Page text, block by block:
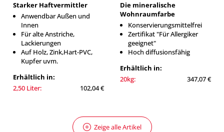
Starker Haftvermittler
Anwendbar Außen und
Innen
Für alte Anstriche,
Lackierungen
Auf Holz, Zink,Hart-PVC,
Kupfer uvm.
Erhältlich in:
2,50 Liter:
102,04 €
Die mineralische
Wohnraumfarbe
Konservierungsmittelfrei
Zertifikat "Für Allergiker
geeignet"
Hoch diffusionsfähig
Erhältlich in:
20kg:
347,07 €
Zeige alle Artikel